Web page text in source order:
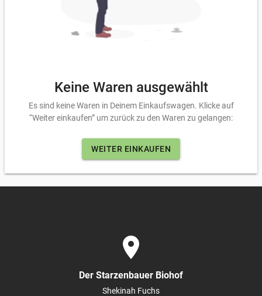
Keine Waren ausgewählt
Es sind keine Waren in Deinem Einkaufswagen. Klicke auf
“Weiter einkaufen” um zurück zu den Waren zu gelangen:
WEITER EINKAUFEN
place
Der Starzenbauer Biohof
Shekinah Fuchs